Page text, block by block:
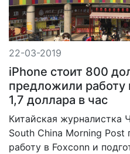
22-03-2019
iPhone стоит 800
предложили работу
1,7 доллара в час
Китайская журналистка
South China Morning Post
работу в Foxconn и